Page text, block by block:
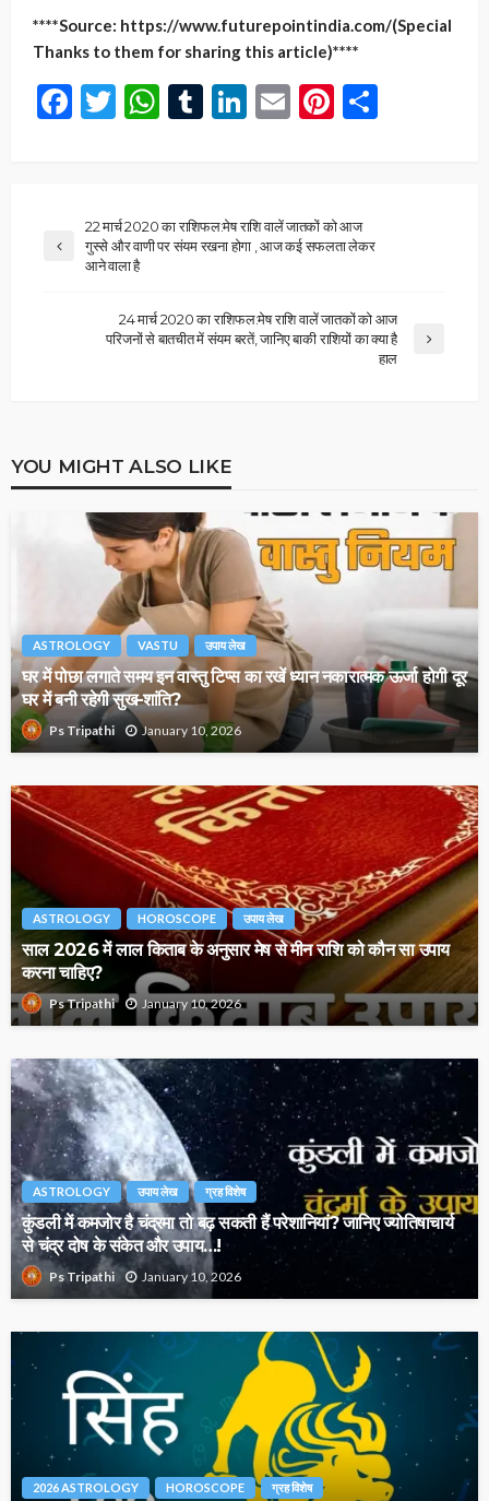
****Source: https://www.futurepointindia.com/(Special
Thanks to them for sharing this article)****
Facebook
Twitter
WhatsApp
Tumblr
LinkedIn
EmailPinterest
22 मार्च 2020 का राशिफल:मेष राशि वालें जातकों को आज
गुस्से और वाणी पर संयम रखना होगा , आज कई सफलता लेकर
आने वाला है
24 मार्च 2020 का राशिफल:मेष राशि वालें जातकों को आज
परिजनों से बातचीत में संयम बरतें, जानिए बाकी राशियों का क्या है
हाल
YOU MIGHT ALSO LIKE
ASTROLOGY VASTU उपाय लेख
घर में पोछा लगाते समय इन वास्तु टिप्स का रखें ध्यान नकारात्मक ऊर्जा होगी दूर
घर में बनी रहेगी सुख-शांति?
Ps Tripathi January 10, 2026
ASTROLOGY HOROSCOPE उपाय लेख
साल 2026 में लाल किताब के अनुसार मेष से मीन राशि को कौन सा उपाय
करना चाहिए?
Ps Tripathi January 10, 2026
ASTROLOGY उपाय लेख ग्रह विशेष
कुंडली में कमजोर है चंद्रमा तो बढ़ सकती हैं परेशानियां? जानिए ज्योतिषाचार्य
से चंद्र दोष के संकेत और उपाय…!
Ps Tripathi January 10, 2026
2026 ASTROLOGY HOROSCOPE ग्रह विशेष